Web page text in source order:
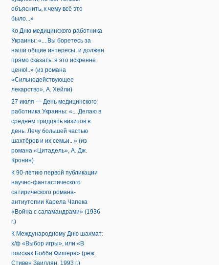
объяснить, к чему всё это
было...»
Ко Дню медицинского работника
Украины: «... Вы боретесь за
наши общие интересы, и должен
прямо сказать: я это искренне
ценю!..» (из романа
«Сильнодействующее
лекарство», А. Хейли)
27 июля — День медицинского
работника Украины: «... Делаю в
среднем тридцать визитов в
день. Лечу большей частью
шахтёров и их семьи...» (из
романа «Цитадель», А. Дж.
Кронин)
К 90-летию первой публикации
научно-фантастического
сатирического романа-
антиутопии Карела Чапека
«Война с саламандрами» (1936
г.)
К Международному Дню шахмат:
х/ф «Выбор игры», или «В
поисках Бобби Фишера» (реж.
Стивен Заиллян, 1993 г.)